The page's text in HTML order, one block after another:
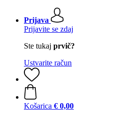
Prijava
Prijavite se zdaj
Ste tukaj prvič?
Ustvarite račun
Košarica € 0,00